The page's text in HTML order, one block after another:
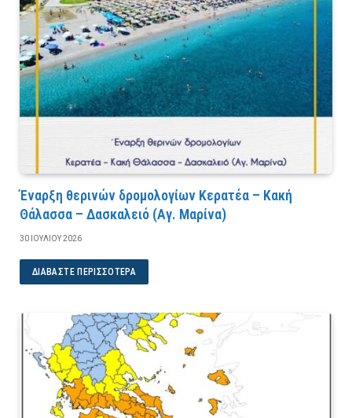
Έναρξη θερινών δρομολογίων Κερατέα – Κακή
Θάλασσα – Δασκαλειό (Αγ. Μαρίνα)
30 ΙΟΥΛΊΟΥ 2026
ΔΙΑΒΆΣΤΕ ΠΕΡΙΣΣΌΤΕΡΑ